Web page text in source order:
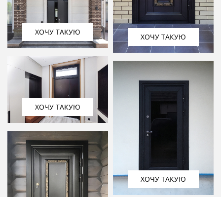
ХОЧУ ТАКУЮ
ХОЧУ ТАКУЮ
ХОЧУ ТАКУЮ
ХОЧУ ТАКУЮ